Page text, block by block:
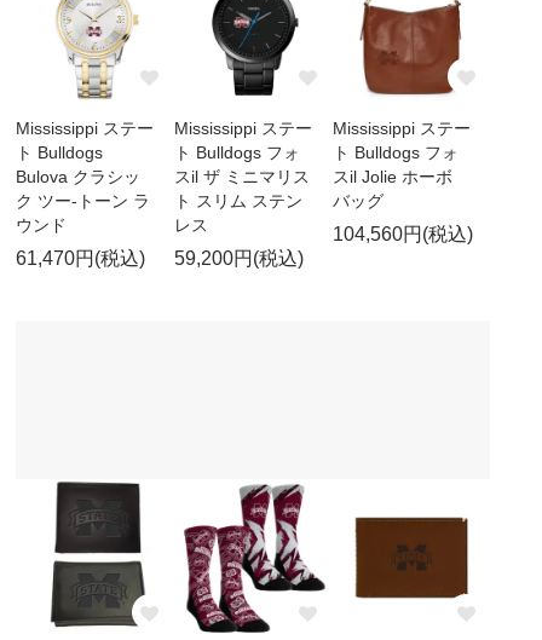
Mississippi ステー
ト Bulldogs
Bulova クラシッ
ク ツー-トーン ラ
ウンド
61,470円(税込)
Mississippi ステー
ト Bulldogs フォ
スil ザ ミニマリス
ト スリム ステン
レス
59,200円(税込)
Mississippi ステー
ト Bulldogs フォ
スil Jolie ホーボ
バッグ
104,560円(税込)